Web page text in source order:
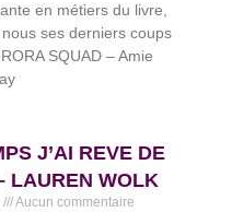
en métiers du livre,
ses derniers coups
SQUAD – Amie
J’AI REVE DE
LAUREN WOLK
Aucun commentaire